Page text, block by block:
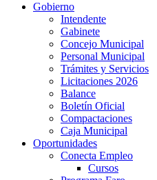
Gobierno
Intendente
Gabinete
Concejo Municipal
Personal Municipal
Trámites y Servicios
Licitaciones 2026
Balance
Boletín Oficial
Compactaciones
Caja Municipal
Oportunidades
Conecta Empleo
Cursos